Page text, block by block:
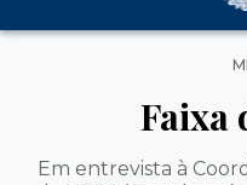
Faixa
Em entrevista à